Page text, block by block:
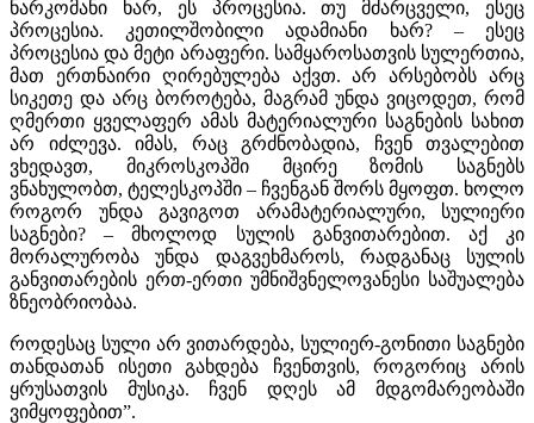
ნარკომანი ხარ, ეს პროცესია. თუ მძარცველი, ესეც
პროცესია. კეთილშობილი ადამიანი ხარ? – ესეც
პროცესია და მეტი არაფერი. სამყაროსათვის სულერთია,
მათ ერთნაირი ღირებულება აქვთ. არ არსებობს არც
სიკეთე და არც ბოროტება, მაგრამ უნდა ვიცოდეთ, რომ
ღმერთი ყველაფერ ამას მატერიალური საგნების სახით
არ იძლევა. იმას, რაც გრძნობადია, ჩვენ თვალებით
ვხედავთ, მიკროსკოპში მცირე ზომის საგნებს
ვნახულობთ, ტელესკოპში – ჩვენგან შორს მყოფთ. ხოლო
როგორ უნდა გავიგოთ არამატერიალური, სულიერი
საგნები? – მხოლოდ სულის განვითარებით. აქ კი
მორალურობა უნდა დაგვეხმაროს, რადგანაც სულის
განვითარების ერთ-ერთი უმნიშვნელოვანესი საშუალება
ზნეობრიობაა.
როდესაც სული არ ვითარდება, სულიერ-გონითი საგნები
თანდათან ისეთი გახდება ჩვენთვის, როგორიც არის
ყრუსათვის მუსიკა. ჩვენ დღეს ამ მდგომარეობაში
ვიმყოფებით”.